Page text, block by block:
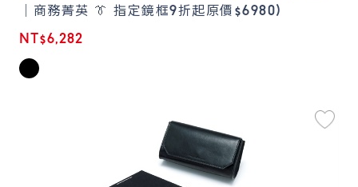
｜商務菁英 👔 指定鏡框9折起原價$6980)
NT$6,282